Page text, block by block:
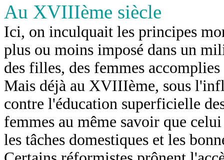
Au XVIIIème siècle
Ici, on inculquait les principes
plus ou moins imposé dans un
des filles, des femmes
Mais déjà au XVIIIème, sous
contre l'éducation superficielle
femmes au même savoir que
les tâches domestiques et les